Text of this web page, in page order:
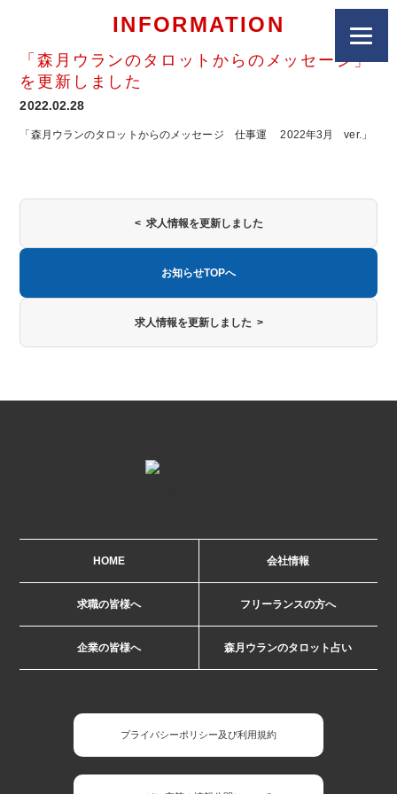
INFORMATION
「森月ウランのタロットからのメッセージ」
を更新しました
2022.02.28
「森月ウランのタロットからのメッセージ 仕事運 2022年3月 ver.」
< 求人情報を更新しました
お知らせTOPへ
求人情報を更新しました >
HOME 会社情報
求職の皆様へ フリーランスの方へ
企業の皆様へ 森月ウランのタロット占い
プライバシーポリシー及び利用規約